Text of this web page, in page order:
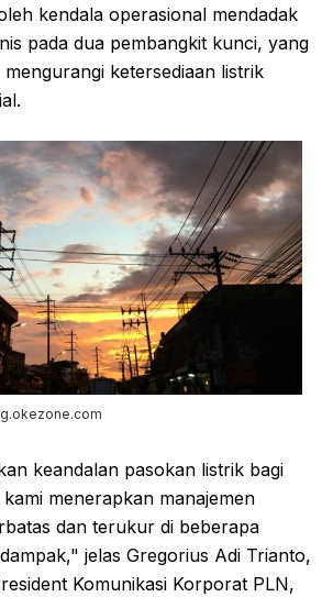
kendala operasional mendadak
pada dua pembangkit kunci, yang
ketersediaan listrik
keandalan pasokan listrik bagi
menerapkan manajemen
dan terukur di beberapa
jelas Gregorius Adi Trianto,
Komunikasi Korporat PLN,